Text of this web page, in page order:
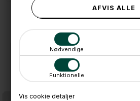
Nødvendige
Funktionelle
Vis cookie detaljer
ANDRE